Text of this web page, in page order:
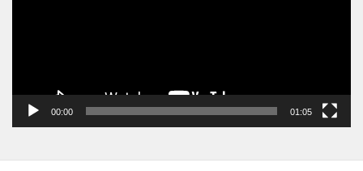
00:00 01:05